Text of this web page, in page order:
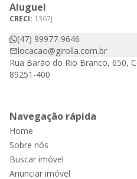
Aluguel
CRECI: 1367J
(47) 99977-9646
locacao@girolla.com.br
Rua Barão do Rio Branco, 650,
89251-400
Navegação rápida
Home
Sobre nós
Buscar imóvel
Anunciar imóvel